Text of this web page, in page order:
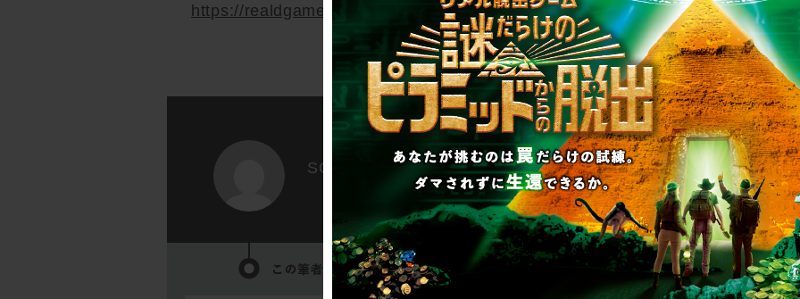
https://realdgame.jp/bangdream_gbp/
SCRAP